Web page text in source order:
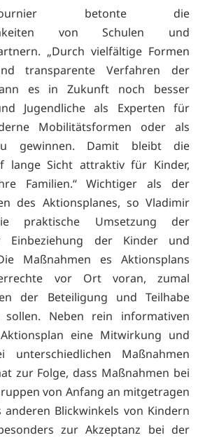
betonte die
von Schulen und
„Durch vielfältige Formen
transparente Verfahren der
es in Zukunft noch besser
Jugendliche als Experten für
Mobilitätsformen oder als
gewinnen. Damit bleibt die
lange Sicht attraktiv für Kinder,
Familien.“ Wichtiger als der
des Aktionsplanes, so Vladimir
praktische Umsetzung der
Einbeziehung der Kinder und
Maßnahmen es Aktionsplans
vor Ort voran, zumal
der Beteiligung und Teilhabe
sollen. Neben rein informativen
eine Mitwirkung und
unterschiedlichen Maßnahmen
zur Folge, dass Maßnahmen bei
von Anfang an mitgetragen
Blickwinkels von Kindern
zur Akzeptanz bei der